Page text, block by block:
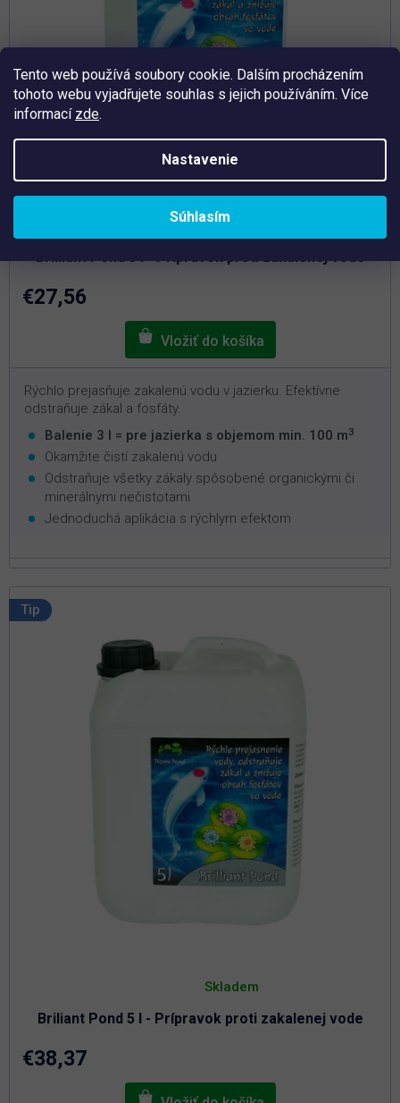
Tento web používá soubory cookie. Dalším procházením
tohoto webu vyjadřujete souhlas s jejich používáním. Více
informací zde.
Nastavenie
Súhlasím
Brilliant Pond 3 l - Prípravok proti zakalenej vode
Priemerné
hodnotenie
produktu
5,0
Skladem
€27,56
Rýchlo prejasňuje zakalenú vodu v jazierku. Efektívne
odstraňuje zákal a fosfáty.
Balenie 3 l = pre jazierka s objemom min. 100 m3
Okamžite čistí zakalenú vodu
Odstraňuje všetky zákaly spôsobené organickými či
minerálnymi nečistotami
Jednoduchá aplikácia s rýchlym efektom
Tip
Briliant Pond 5 l - Prípravok proti zakalenej vode
hodnotenie
je
4,6
Skladem
€38,37